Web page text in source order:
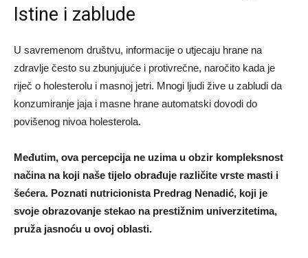
Istine i zablude
U savremenom društvu, informacije o utjecaju hrane na
zdravlje često su zbunjujuće i protivrečne, naročito kada je
riječ o holesterolu i masnoj jetri. Mnogi ljudi žive u zabludi da
konzumiranje jaja i masne hrane automatski dovodi do
povišenog nivoa holesterola.
Međutim, ova percepcija ne uzima u obzir kompleksnost
načina na koji naše tijelo obrađuje različite vrste masti i
šećera. Poznati nutricionista Predrag Nenadić, koji je
svoje obrazovanje stekao na prestižnim univerzitetima,
pruža jasnoću u ovoj oblasti.